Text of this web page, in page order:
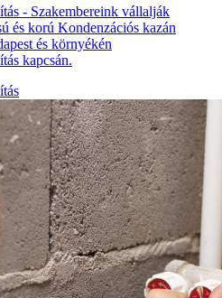
- Szakembereink vállalják
és korú Kondenzációs kazán
és környékén
kapcsán.